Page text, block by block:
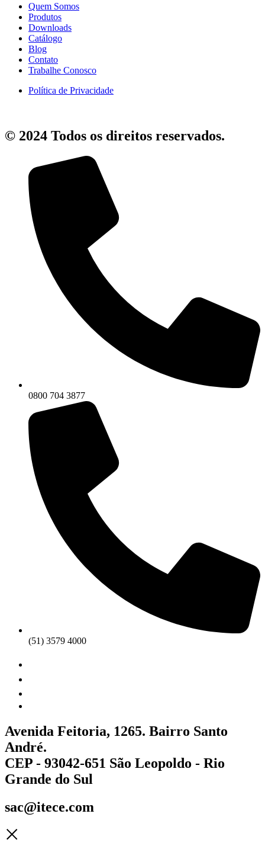
Quem Somos
Produtos
Downloads
Catálogo
Blog
Contato
Trabalhe Conosco
Política de Privacidade
© 2024 Todos os direitos reservados.
0800 704 3877
(51) 3579 4000
Avenida Feitoria, 1265. Bairro Santo
André.
CEP - 93042-651 São Leopoldo - Rio
Grande do Sul
sac@itece.com